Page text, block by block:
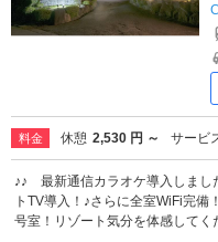
料金 休憩 2,530 円 ～ サービ
♪♪ 最新通信カラオケ導入しま
トTV導入！♪さらに全室WiFi完
号室！リゾート気分を体感してく